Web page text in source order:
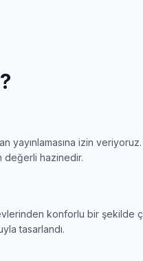
yayınlamasına izin veriyoruz.
değerli hazinedir.
konforlu bir şekilde
tasarlandı.